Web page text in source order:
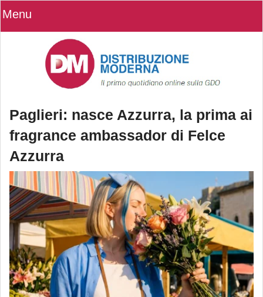
Menu
Paglieri: nasce Azzurra, la prima ai
fragrance ambassador di Felce
Azzurra